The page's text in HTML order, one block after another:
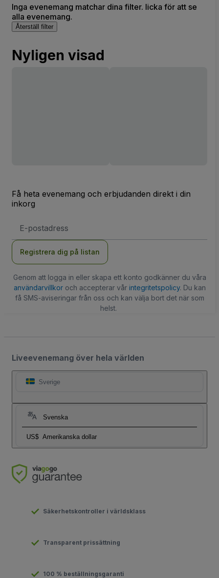
Inga evenemang matchar dina filter. licka för att se
alla evenemang.
Återställ filter
Nyligen visad
Få heta evenemang och erbjudanden direkt i din
inkorg
postadress
Registrera dig på listan
Genom att logga in eller skapa ett konto godkänner du våra
användarvillkoroch accepterar vår integritetspolicy. Du kan
få SMS-aviseringar från oss och kan välja bort det när som
helst.
Liveevenemang över hela världen
Sverige
Svenska
US$ Amerikanska dollar
Säkerhetskontroller i världsklass
Transparent prissättning
100 % beställningsgaranti